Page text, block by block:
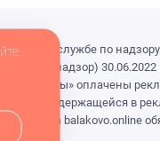
службе по
30.06.2022
«Выборы» оплачены
содержащейся в
на balakovo.online